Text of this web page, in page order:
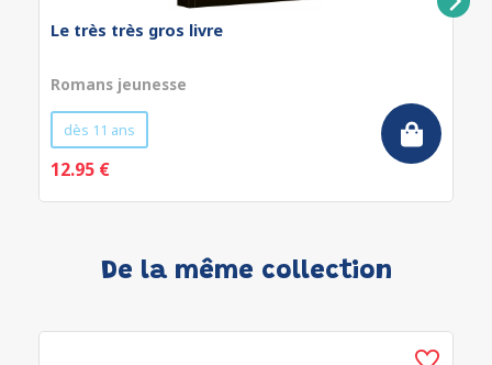
Le très très gros livre
Romans jeunesse
dès 11 ans
12.95 €
De la même collection